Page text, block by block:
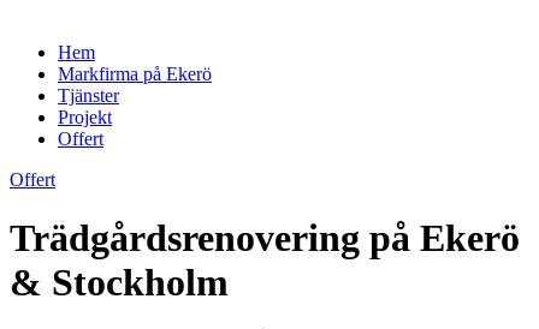
Hem
Markfirma på Ekerö
Tjänster
Projekt
Offert
Offert
Trädgårdsrenovering på Ekerö
& Stockholm